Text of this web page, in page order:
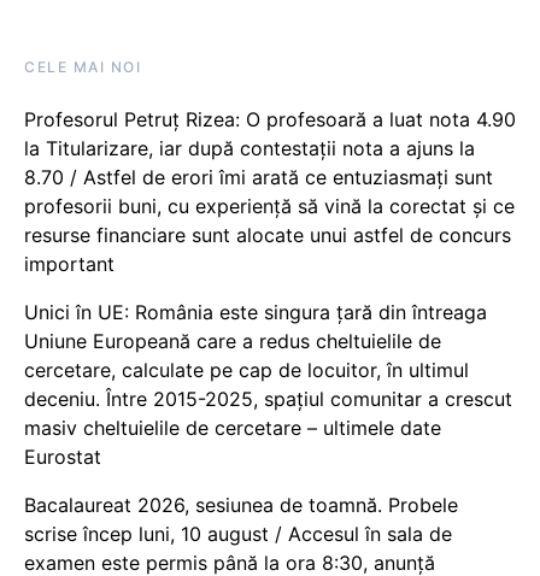
CELE MAI NOI
Profesorul Petruț Rizea: O profesoară a luat nota 4.90
la Titularizare, iar după contestații nota a ajuns la
8.70 / Astfel de erori îmi arată ce entuziasmați sunt
profesorii buni, cu experiență să vină la corectat și ce
resurse financiare sunt alocate unui astfel de concurs
important
Unici în UE: România este singura țară din întreaga
Uniune Europeană care a redus cheltuielile de
cercetare, calculate pe cap de locuitor, în ultimul
deceniu. Între 2015-2025, spațiul comunitar a crescut
masiv cheltuielile de cercetare – ultimele date
Eurostat
Bacalaureat 2026, sesiunea de toamnă. Probele
scrise încep luni, 10 august / Accesul în sala de
examen este permis până la ora 8:30, anunță